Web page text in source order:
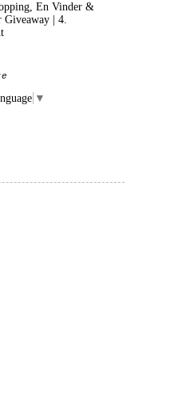
En Vinder &
Giveaway | 4.
▼